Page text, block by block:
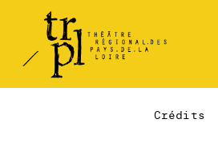
TRPL -
Théâtre
Régional
Crédits